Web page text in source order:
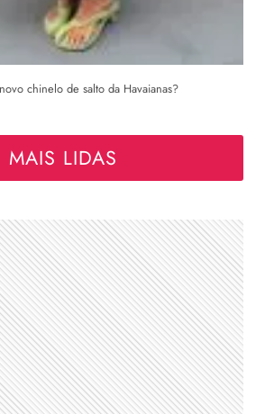
chinelo de salto da Havaianas?
MAIS LIDAS